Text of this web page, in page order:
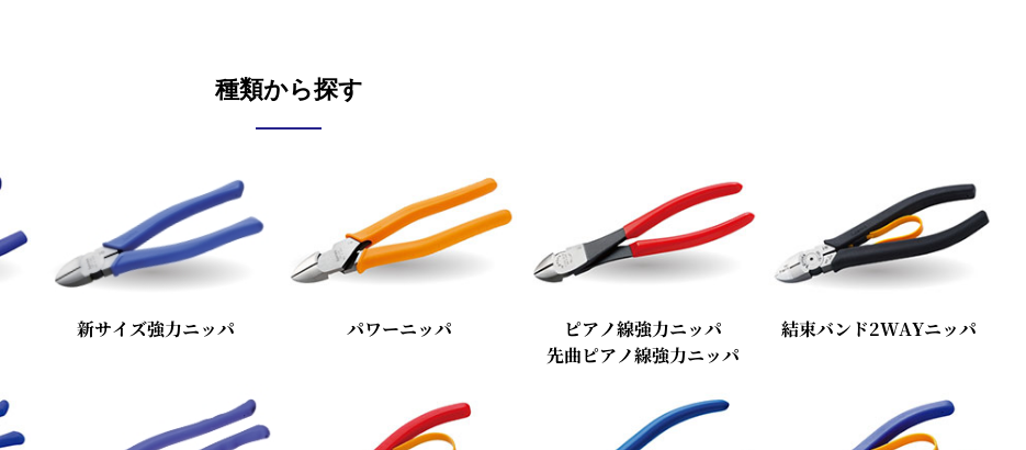
種類から探す
新サイズ強力ニッパ パワーニッパ
ピアノ線強力ニッパ
先曲ピアノ線強力ニッパ
結束バンド2WAYニッパ